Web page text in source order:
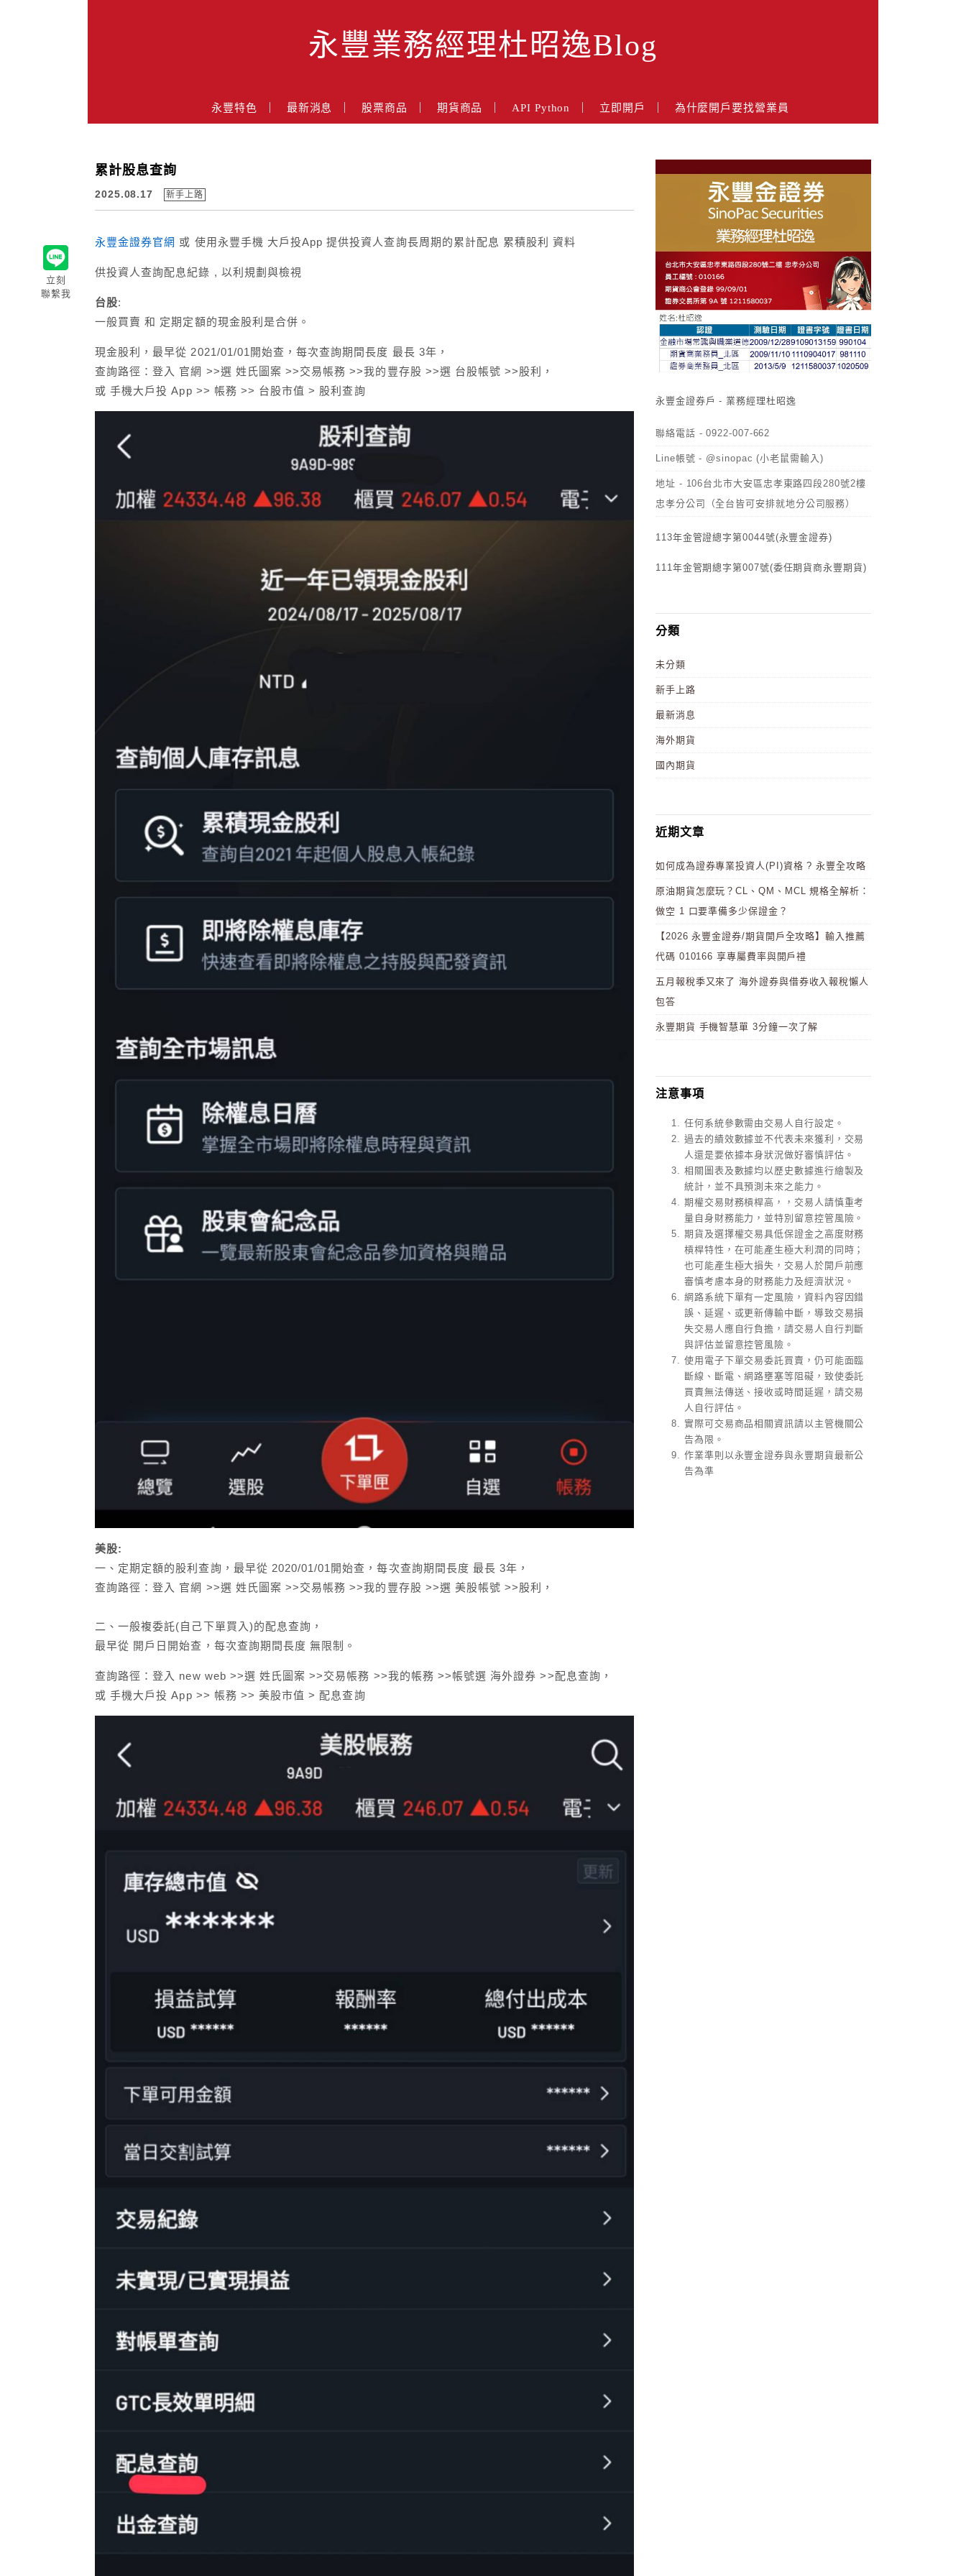
永豐業務經理杜昭逸Blog
永豐特色 最新消息 股票商品 期貨商品 API Python 立即開戶 為什麼開戶要找營業員
累計股息查詢
2025.08.17 新手上路
立刻
聯繫我
永豐金證券官網 或 使用永豐手機 大戶投App 提供投資人查詢長周期的累計配息 累積股利 資料
供投資人查詢配息紀錄 , 以利規劃與檢視
台股:
一般買賣 和 定期定額的現金股利是合併。
現金股利，最早從 2021/01/01開始查，每次查詢期間長度 最長 3年，
查詢路徑：登入 官網 >>選 姓氏圖案 >>交易帳務 >>我的豐存股 >>選 台股帳號 >>股利，
或 手機大戶投 App >> 帳務 >> 台股市值 > 股利查詢
美股:
一、定期定額的股利查詢，最早從 2020/01/01開始查，每次查詢期間長度 最長 3年，
查詢路徑：登入 官網 >>選 姓氏圖案 >>交易帳務 >>我的豐存股 >>選 美股帳號 >>股利，
二、一般複委託(自己下單買入)的配息查詢，
最早從 開戶日開始查，每次查詢期間長度 無限制。
查詢路徑：登入 new web >>選 姓氏圖案 >>交易帳務 >>我的帳務 >>帳號選 海外證券 >>配息查詢，
或 手機大戶投 App >> 帳務 >> 美股市值 > 配息查詢
永豐金證券戶 - 業務經理杜昭逸
聯絡電話 - 0922-007-662
Line帳號 - @sinopac (小老鼠需輸入)
地址 - 106台北市大安區忠孝東路四段280號2樓
忠孝分公司（全台皆可安排就地分公司服務）
113年金管證總字第0044號(永豐金證券)
111年金管期總字第007號(委任期貨商永豐期貨)
分類
未分類
新手上路
最新消息
海外期貨
國內期貨
近期文章
如何成為證券專業投資人(PI)資格 ? 永豐全攻略
原油期貨怎麼玩？CL、QM、MCL 規格全解析：
做空 1 口要準備多少保證金？
【2026 永豐金證券/期貨開戶全攻略】輸入推薦
代碼 010166 享專屬費率與開戶禮
五月報稅季又來了 海外證券與借券收入報稅懶人
包答
永豐期貨 手機智慧單 3分鐘一次了解
注意事項
任何系統參數需由交易人自行設定。
過去的績效數據並不代表未來獲利，交易
人還是要依據本身狀況做好審慎評估。
相關圖表及數據均以歷史數據進行繪製及
統計，並不具預測未來之能力。
期權交易財務槓桿高，，交易人請慎重考
量自身財務能力，並特別留意控管風險。
期貨及選擇權交易具低保證金之高度財務
槓桿特性，在可能產生極大利潤的同時；
也可能產生極大損失，交易人於開戶前應
審慎考慮本身的財務能力及經濟狀況。
網路系統下單有一定風險，資料內容因錯
誤、延遲、或更新傳輸中斷，導致交易損
失交易人應自行負擔，請交易人自行判斷
與評估並留意控管風險。
使用電子下單交易委託買賣，仍可能面臨
斷線、斷電、網路壅塞等阻礙，致使委託
買賣無法傳送、接收或時間延遲，請交易
人自行評估。
實際可交易商品相關資訊請以主管機關公
告為限。
作業準則以永豐金證券與永豐期貨最新公
告為準